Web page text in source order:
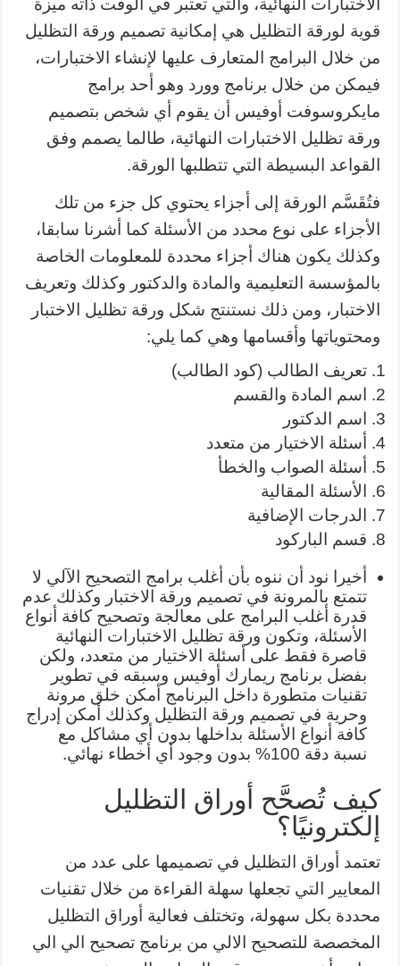
الاختبارات النهائية، والتي تعتبر في الوقت ذاته ميزة
قوية لورقة التظليل هي إمكانية تصميم ورقة التظليل
من خلال البرامج المتعارف عليها لإنشاء الاختبارات،
فيمكن من خلال برنامج وورد وهو أحد برامج
مايكروسوفت أوفيس أن يقوم أي شخص بتصميم
ورقة تظليل الاختبارات النهائية، طالما يصمم وفق
القواعد البسيطة التي تتطلبها الورقة.
فتُقَسَّم الورقة إلى أجزاء يحتوي كل جزء من تلك
الأجزاء على نوع محدد من الأسئلة كما أشرنا سابقا،
وكذلك يكون هناك أجزاء محددة للمعلومات الخاصة
بالمؤسسة التعليمية والمادة والدكتور وكذلك وتعريف
الاختبار، ومن ذلك نستنتج شكل ورقة تظليل الاختبار
ومحتوياتها وأقسامها وهي كما يلي:
تعريف الطالب (كود الطالب)
اسم المادة والقسم
اسم الدكتور
أسئلة الاختيار من متعدد
أسئلة الصواب والخطأ
الأسئلة المقالية
الدرجات الإضافية
قسم الباركود
أخيرا نود أن ننوه بأن أغلب برامج التصحيح الآلي لا
تتمتع بالمرونة في تصميم ورقة الاختبار وكذلك عدم
قدرة أغلب البرامج على معالجة وتصحيح كافة أنواع
الأسئلة، وتكون ورقة تظليل الاختبارات النهائية
قاصرة فقط على أسئلة الاختيار من متعدد، ولكن
بفضل برنامج ريمارك أوفيس وسبقه في تطوير
تقنيات متطورة داخل البرنامج أمكن خلق مرونة
وحرية في تصميم ورقة التظليل وكذلك أمكن إدراج
كافة أنواع الأسئلة بداخلها بدون أي مشاكل مع
نسبة دقة 100% بدون وجود أي أخطاء نهائي.
كيف تُصحَّح أوراق التظليل
إلكترونيًا؟
تعتمد أوراق التظليل في تصميمها على عدد من
المعايير التي تجعلها سهلة القراءة من خلال تقنيات
محددة بكل سهولة، وتختلف فعالية أوراق التظليل
المخصصة للتصحيح الالي من برنامج تصحيح الي الي